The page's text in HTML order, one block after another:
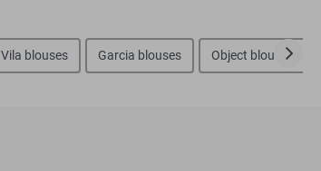
Vila blouses Garcia blouses Object blouses